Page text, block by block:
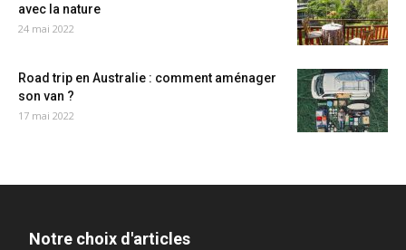
avec la nature
24 mai 2022
Road trip en Australie : comment aménager
son van ?
17 mai 2022
Notre choix d'articles